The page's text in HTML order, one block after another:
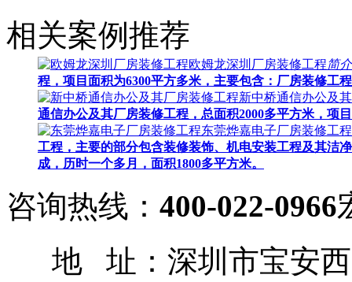
相关案例推荐
欧姆龙深圳厂房装修工程简
程，项目面积为6300平方多米，主要包含：厂房装修工
新中桥通信办公及
通信办公及其厂房装修工程，总面积2000多平方米，项
东莞烨嘉电子厂房装修工程
工程，主要的部分包含装修装饰、机电安装工程及其洁
成，历时一个多月，面积1800多平方米。
咨询热线： 400-022-0966
地 址：深圳市宝安